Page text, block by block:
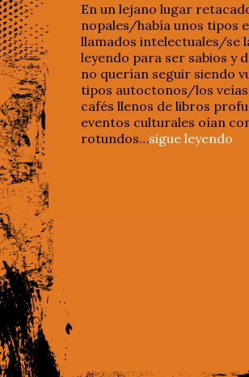
En un lejano lugar
nopales/había unos tipos
llamados intelectuales/se
leyendo para ser sabios y
no querían seguir siendo
tipos autoctonos/los veías
cafés llenos de libros
eventos culturales oían
rotundos…sigue leyendo